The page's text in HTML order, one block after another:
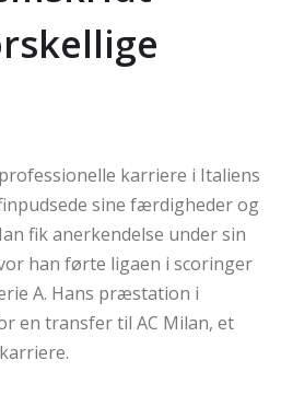
karriere i Italiens
sine færdigheder og
fik anerkendelse under sin
han førte ligaen i scoringer
A. Hans præstation i
en transfer til AC Milan, et